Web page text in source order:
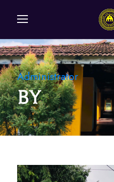
Administrator
By